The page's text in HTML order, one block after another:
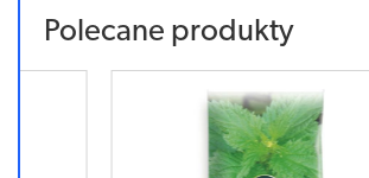
Polecane produkty